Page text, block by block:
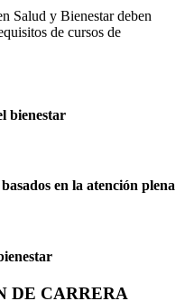
Salud y Bienestar deben
de cursos de
bienestar
en la atención plena
DE CARRERA